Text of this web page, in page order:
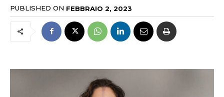
PUBLISHED ON FEBBRAIO 2, 2023